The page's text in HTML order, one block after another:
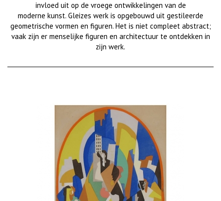
invloed uit op de vroege ontwikkelingen van de
moderne kunst. Gleizes werk is opgebouwd uit gestileerde
geometrische vormen en figuren. Het is niet compleet abstract;
vaak zijn er menselijke figuren en architectuur te ontdekken in
zijn werk.